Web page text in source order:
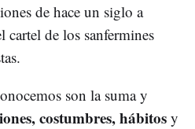
de hace un siglo a
cartel de los sanfermines
son la suma y
costumbres, hábitos y